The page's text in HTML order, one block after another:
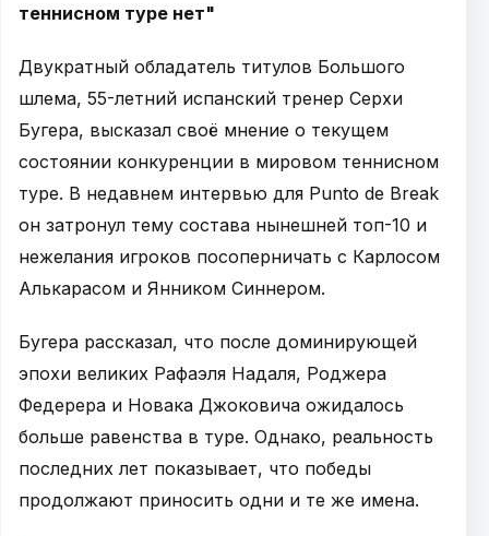
теннисном туре нет"
Двукратный обладатель титулов Большого
шлема, 55-летний испанский тренер Серхи
Бугера, высказал своё мнение о текущем
состоянии конкуренции в мировом теннисном
туре. В недавнем интервью для Punto de Break
он затронул тему состава нынешней топ-10 и
нежелания игроков посоперничать с Карлосом
Алькарасом и Янником Синнером.
Бугера рассказал, что после доминирующей
эпохи великих Рафаэля Надаля, Роджера
Федерера и Новака Джоковича ожидалось
больше равенства в туре. Однако, реальность
последних лет показывает, что победы
продолжают приносить одни и те же имена.